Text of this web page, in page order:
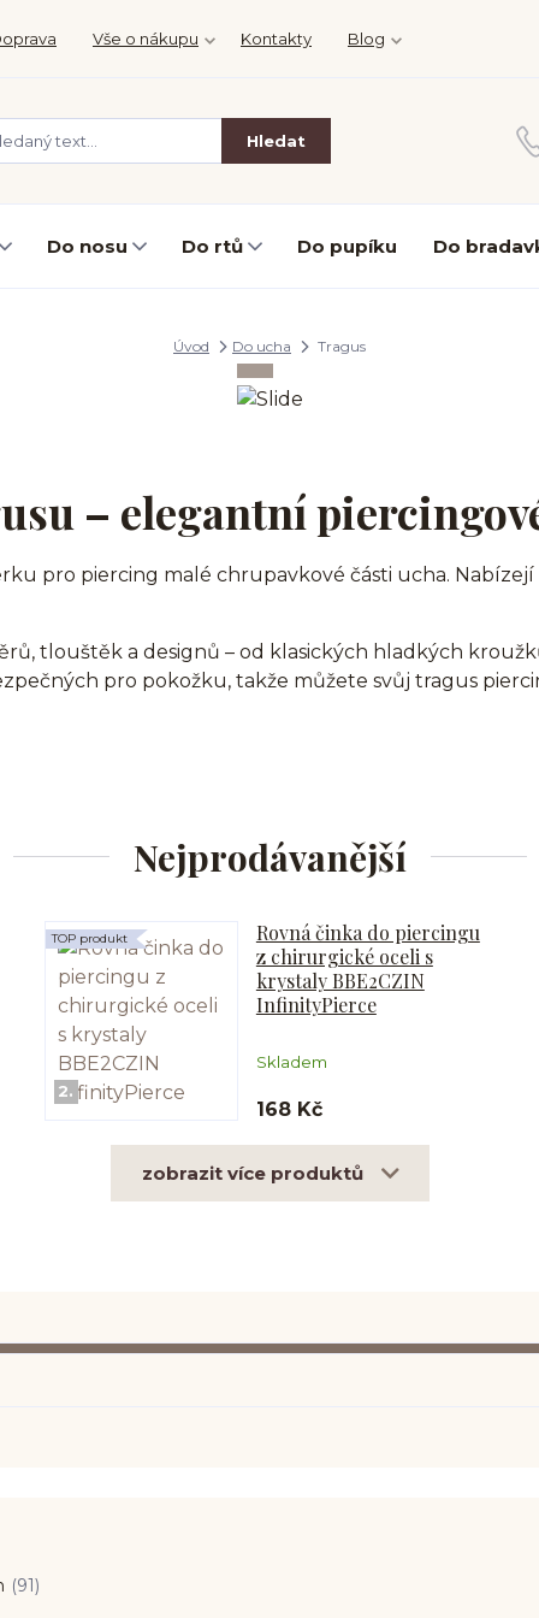
Vše o nákupu Kontakty Blog
Hledat
Do nosu Do rtů Do pupíku Do
Úvod Do ucha Tragus
– elegantní
pro piercing malé chrupavkové části ucha.
tlouštěk a designů – od klasických hladkých
pro pokožku, takže můžete svůj tragus
Nejprodávanější
2.
Rovná činka do piercingu
z chirurgické oceli s
krystaly BBE2CZIN
InfinityPierce
Skladem
TOP produkt
168 Kč
zobrazit více produktů
(91)